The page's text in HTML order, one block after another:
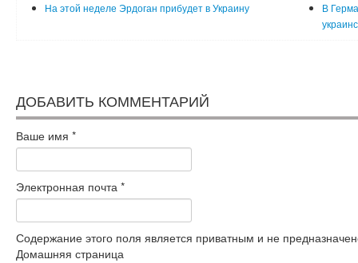
На этой неделе Эрдоган прибудет в Украину
В
ДОБАВИТЬ КОММЕНТАРИЙ
Ваше имя *
Электронная почта *
Содержание этого поля является приватным и не
Домашняя страница